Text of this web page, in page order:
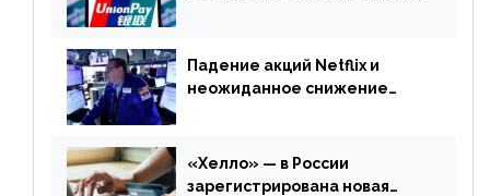
Падение акций Netflix и
неожиданное снижение
апреля
«Хелло» — в России
зарегистрирована новая